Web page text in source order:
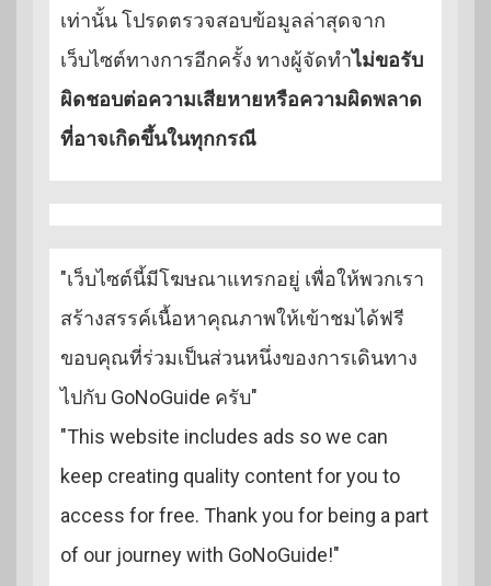
เท่านั้น โปรดตรวจสอบข้อมูลล่าสุดจาก
เว็บไซต์ทางการอีกครั้ง ทางผู้จัดทำไม่ขอรับ
ผิดชอบต่อความเสียหายหรือความผิดพลาด
ที่อาจเกิดขึ้นในทุกกรณี
"เว็บไซต์นี้มีโฆษณาแทรกอยู่ เพื่อให้พวกเรา
สร้างสรรค์เนื้อหาคุณภาพให้เข้าชมได้ฟรี
ขอบคุณที่ร่วมเป็นส่วนหนึ่งของการเดินทาง
ไปกับ GoNoGuide ครับ"
"This website includes ads so we can
keep creating quality content for you to
access for free. Thank you for being a part
of our journey with GoNoGuide!"